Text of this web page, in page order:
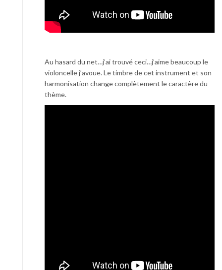
Au hasard du net…j’ai trouvé ceci…j’aime beaucoup le
violoncelle j’avoue. Le timbre de cet instrument et son
harmonisation change complètement le caractère du
thème.